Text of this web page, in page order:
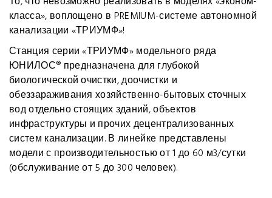
класса», воплощено в PREMIUM-системе автономной
канализации «ТРИУМФ»!
Станция серии «ТРИУМФ» модельного ряда
ЮНИЛОС® предназначена для глубокой
биологической очистки, доочистки и
обеззараживания хозяйственно-бытовых сточных
вод отдельно стоящих зданий, объектов
инфраструктуры и прочих децентрализованных
систем канализации. В линейке представлены
модели с производительностью от 1 до 60 м3/сутки
(обслуживание от 5 до 300 человек).